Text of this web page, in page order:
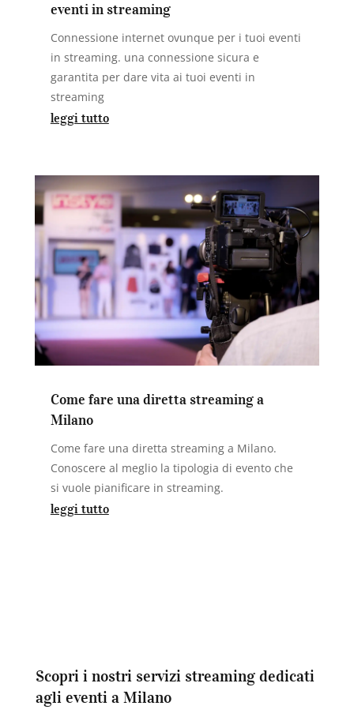
eventi in streaming
Connessione internet ovunque per i tuoi eventi
in streaming. una connessione sicura e
garantita per dare vita ai tuoi eventi in
streaming
leggi tutto
Come fare una diretta streaming a
Milano
Come fare una diretta streaming a Milano.
Conoscere al meglio la tipologia di evento che
si vuole pianificare in streaming.
leggi tutto
Scopri i nostri servizi streaming dedicati
agli eventi a Milano